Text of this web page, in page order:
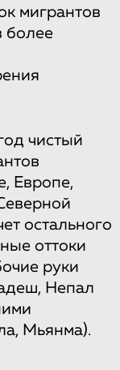
мигрантов
более
чистый
Европе,
остального
оттоки
руки
Непал
Мьянма).